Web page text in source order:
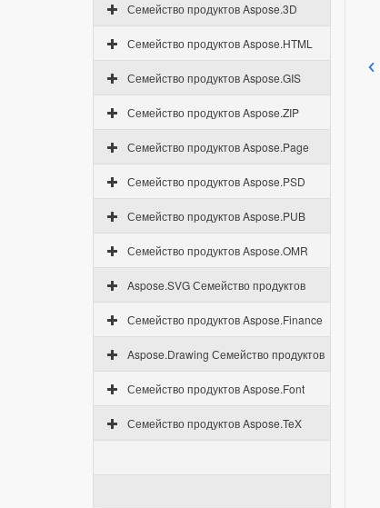
Семейство продуктов Aspose.3D
Семейство продуктов Aspose.HTML
Семейство продуктов Aspose.GIS
Семейство продуктов Aspose.ZIP
Семейство продуктов Aspose.Page
Семейство продуктов Aspose.PSD
Семейство продуктов Aspose.PUB
Семейство продуктов Aspose.OMR
Aspose.SVG Семейство продуктов
Семейство продуктов Aspose.Finance
Aspose.Drawing Семейство продуктов
Семейство продуктов Aspose.Font
Семейство продуктов Aspose.TeX